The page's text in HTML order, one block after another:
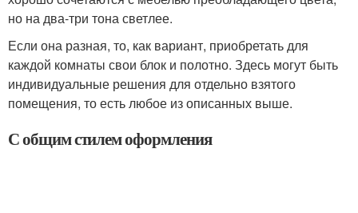
но на два-три тона светлее.
Если она разная, то, как вариант, приобретать для
каждой комнаты свои блок и полотно. Здесь могут быть
индивидуальные решения для отдельно взятого
помещения, то есть любое из описанных выше.
С общим стилем оформления